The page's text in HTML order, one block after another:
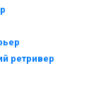
ретривер